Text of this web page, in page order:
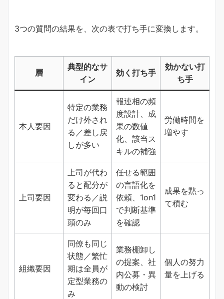
3つの質問の結果を、次の表で打ち手に変換します。
層
典型的なサ
イン
効く打ち手
効かない打
ち手
本人要因
特定の業務
だけ外され
る／差し戻
しが多い
報連相の頻
度設計、成
果の数値
化、該当ス
キルの補強
労働時間を
増やす
上司要因
上司が代わ
ると配分が
変わる／説
明が毎回口
頭のみ
任せる範囲
の言語化を
依頼、1on1
で判断基準
を確認
成果を黙っ
て積む
組織要因
同僚も同じ
状態／繁忙
期は全員が
定型業務の
み
業務棚卸し
の提案、社
内公募・異
動の検討
個人の努力
量を上げる